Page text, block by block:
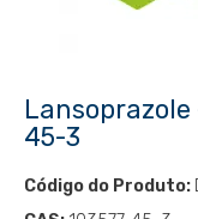
Lansoprazole
45-3
Código do Produto: